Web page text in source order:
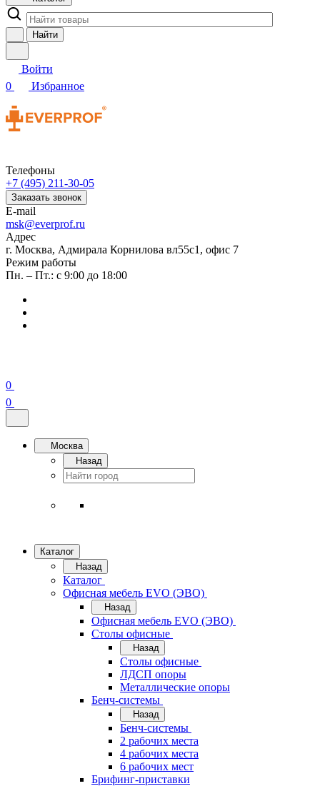
Найти
Войти
0
Избранное
Телефоны
+7 (495) 211-30-05
Заказать звонок
E-mail
msk@everprof.ru
Адрес
г. Москва, Адмирала Корнилова вл55с1, офис 7
Режим работы
Пн. – Пт.: с 9:00 до 18:00
0
0
Москва
Назад
Каталог
Назад
Каталог
Офисная мебель EVO (ЭВО)
Назад
Офисная мебель EVO (ЭВО)
Cтолы офисные
Назад
Cтолы офисные
ЛДСП опоры
Металлические опоры
Бенч-системы
Назад
Бенч-системы
2 рабочих места
4 рабочих места
6 рабочих мест
Брифинг-приставки